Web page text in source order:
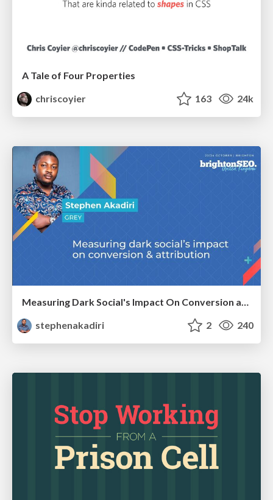
A Tale of Four Properties
chriscoyier
163 24k
Measuring Dark Social's Impact On Conversion and Attribution
stephenakadiri
2 240